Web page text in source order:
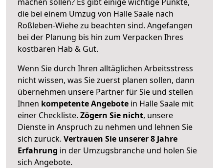
die bei einem Umzug von Halle Saale nach
Roßleben-Wiehe zu beachten sind. Angefangen
bei der Planung bis hin zum Verpacken Ihres
kostbaren Hab & Gut.
Wenn Sie durch Ihren alltäglichen Arbeitsstress
nicht wissen, was Sie zuerst planen sollen, dann
übernehmen unsere Partner für Sie und stellen
Ihnen kompetente Angebote in Halle Saale mit
einer Checkliste. Zögern Sie nicht, unsere
Dienste in Anspruch zu nehmen und lehnen Sie
sich zurück. Vertrauen Sie unserer 8 Jahre
Erfahrung in der Umzugsbranche und holen Sie
sich Angebote.